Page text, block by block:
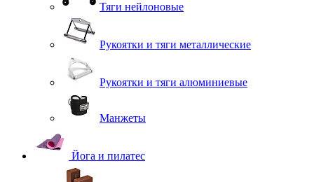
Тяги нейлоновые
Рукоятки и тяги металлические
Рукоятки и тяги алюминиевые
Манжеты
Йога и пилатес